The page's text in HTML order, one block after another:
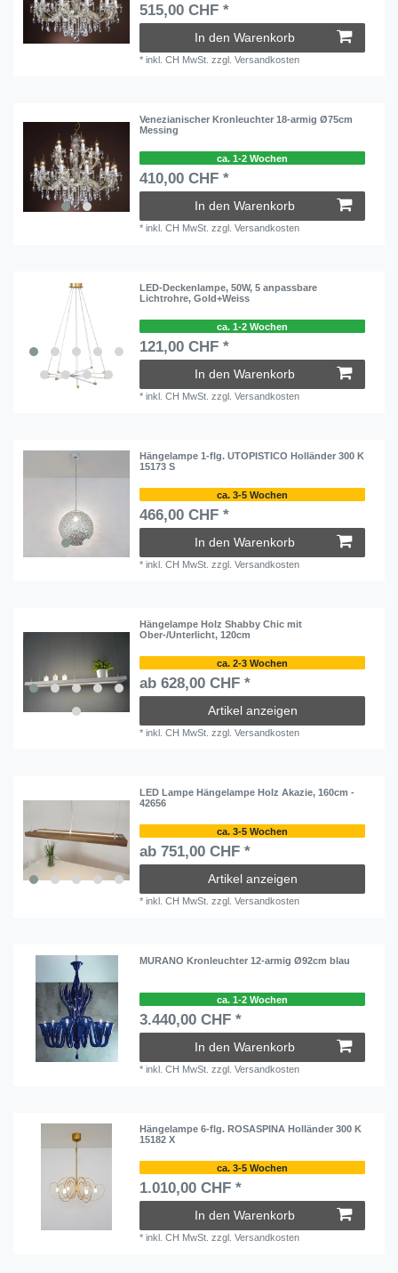
515,00 CHF *
In den Warenkorb
*inkl. CH MwSt. zzgl.Versandkosten
Venezianischer Kronleuchter 18-armig Ø75cm
Messing
ca. 1-2 Wochen
410,00 CHF *
In den Warenkorb
*inkl. CH MwSt. zzgl.Versandkosten
LED-Deckenlampe, 50W, 5 anpassbare
Lichtrohre, Gold+Weiss
ca. 1-2 Wochen
121,00 CHF *
In den Warenkorb
*inkl. CH MwSt. zzgl.Versandkosten
Hängelampe 1-flg. UTOPISTICO Holländer 300 K
15173 S
ca. 3-5 Wochen
466,00 CHF *
In den Warenkorb
*inkl. CH MwSt. zzgl.Versandkosten
Hängelampe Holz Shabby Chic mit
Ober-/Unterlicht, 120cm
ca. 2-3 Wochen
ab 628,00 CHF *
Artikel anzeigen
*inkl. CH MwSt. zzgl.Versandkosten
LED Lampe Hängelampe Holz Akazie, 160cm -
42656
ca. 3-5 Wochen
ab 751,00 CHF *
Artikel anzeigen
*inkl. CH MwSt. zzgl.Versandkosten
MURANO Kronleuchter 12-armig Ø92cm blau
ca. 1-2 Wochen
3.440,00 CHF *
In den Warenkorb
*inkl. CH MwSt. zzgl.Versandkosten
Hängelampe 6-flg. ROSASPINA Holländer 300 K
15182 X
ca. 3-5 Wochen
1.010,00 CHF *
In den Warenkorb
*inkl. CH MwSt. zzgl.Versandkosten